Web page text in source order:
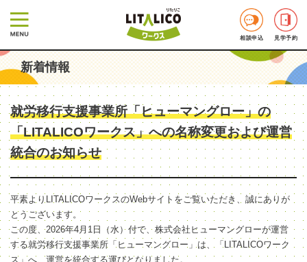
相談申込 見学予約
新着情報
就労移行支援事業所「ヒューマングロー」の
「LITALICOワークス」への名称変更および運営
統合のお知らせ
平素よりLITALICOワークスのWebサイトをご覧いただき、誠にありが
とうございます。
この度、2026年4月1日（水）付で、株式会社ヒューマングローが運営
する就労移行支援事業所「ヒューマングロー」は、「LITALICOワーク
ス」へ、運営を統合する運びとなりました。